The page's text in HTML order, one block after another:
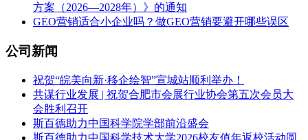
方案（2026—2028年）》的通知
GEO营销适合小企业吗？做GEO营销要避开哪些误区
公司新闻
祝贺“皖美向新·移企绘智”宣城站顺利举办！
共谋行业发展 | 祝贺合肥市会展行业协会第五次会员大
会胜利召开
斯百德助力中国科学院学部前沿盛会
斯百德助力中国科学技术大学2026校友值年返校活动圆